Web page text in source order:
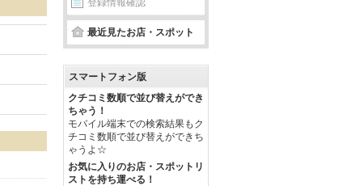
登録情報確認
最近見たお店・スポット
スマートフォン版
クチコミ数順で並び替えができ
ちゃう！
モバイル端末での検索結果もク
チコミ数順で並び替えができち
ゃうよ☆
お気に入りのお店・スポットリ
ストを持ち運べる！